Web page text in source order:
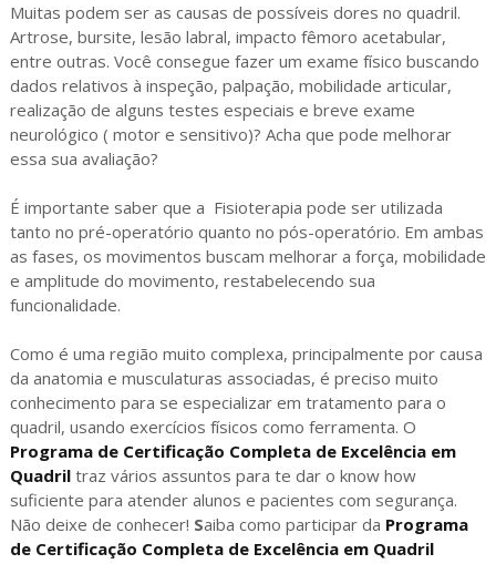
Muitas podem ser as causas de possíveis dores no quadril.
Artrose, bursite, lesão labral, impacto fêmoro acetabular,
entre outras. Você consegue fazer um exame físico buscando
dados relativos à inspeção, palpação, mobilidade articular,
realização de alguns testes especiais e breve exame
neurológico ( motor e sensitivo)? Acha que pode melhorar
essa sua avaliação?
É importante saber que a Fisioterapia pode ser utilizada
tanto no pré-operatório quanto no pós-operatório. Em ambas
as fases, os movimentos buscam melhorar a força, mobilidade
e amplitude do movimento, restabelecendo sua
funcionalidade.
Como é uma região muito complexa, principalmente por causa
da anatomia e musculaturas associadas, é preciso muito
conhecimento para se especializar em tratamento para o
quadril, usando exercícios físicos como ferramenta. O
Programa de Certificação Completa de Excelência em
Quadriltraz vários assuntos para te dar o know how
suficiente para atender alunos e pacientes com segurança.
Não deixe de conhecer! Saiba como participar da Programa
de Certificação Completa de Excelência em Quadril